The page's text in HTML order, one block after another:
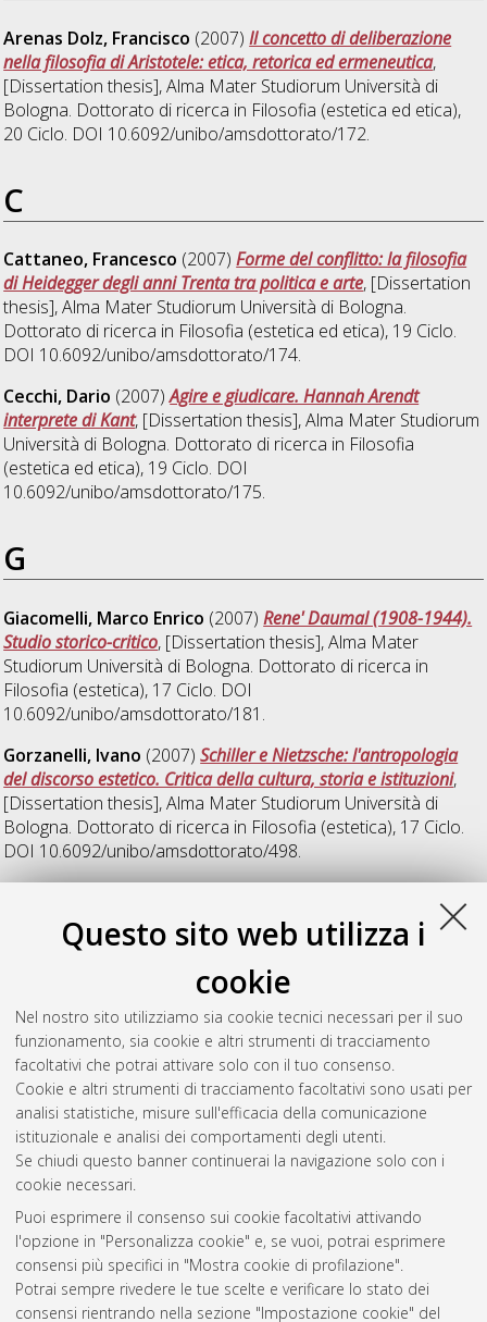
Questo sito web utilizza i
cookie
Nel nostro sito utilizziamo sia cookie tecnici necessari per il suo
funzionamento, sia cookie e altri strumenti di tracciamento
facoltativi che potrai attivare solo con il tuo consenso.
Cookie e altri strumenti di tracciamento facoltativi sono usati per
analisi statistiche, misure sull'efficacia della comunicazione
istituzionale e analisi dei comportamenti degli utenti.
Se chiudi questo banner continuerai la navigazione solo con i
cookie necessari.
Puoi esprimere il consenso sui cookie facoltativi attivando
l'opzione in "Personalizza cookie" e, se vuoi, potrai esprimere
consensi più specifici in "Mostra cookie di profilazione".
Potrai sempre rivedere le tue scelte e verificare lo stato dei
consensi rientrando nella sezione "Impostazione cookie" del
Arenas Dolz, Francisco (2007)Il concetto di deliberazione
nella filosofia di Aristotele: etica, retorica ed ermeneutica,
[Dissertation thesis], Alma Mater Studiorum Università di
Bologna. Dottorato di ricerca in Filosofia (estetica ed etica),
20 Ciclo. DOI 10.6092/unibo/amsdottorato/172.
C
Cattaneo, Francesco (2007)Forme del conflitto: la filosofia
di Heidegger degli anni Trenta tra politica e arte, [Dissertation
thesis], Alma Mater Studiorum Università di Bologna.
Dottorato di ricerca in Filosofia (estetica ed etica), 19 Ciclo.
DOI 10.6092/unibo/amsdottorato/174.
Cecchi, Dario (2007)Agire e giudicare. Hannah Arendt
interprete di Kant, [Dissertation thesis], Alma Mater Studiorum
Università di Bologna. Dottorato di ricerca in Filosofia
(estetica ed etica), 19 Ciclo. DOI
10.6092/unibo/amsdottorato/175.
G
Giacomelli, Marco Enrico (2007)Rene' Daumal (1908-1944).
Studio storico-critico, [Dissertation thesis], Alma Mater
Studiorum Università di Bologna. Dottorato di ricerca in
Filosofia (estetica), 17 Ciclo. DOI
10.6092/unibo/amsdottorato/181.
Gorzanelli, Ivano (2007)Schiller e Nietzsche: l'antropologia
del discorso estetico. Critica della cultura, storia e istituzioni,
[Dissertation thesis], Alma Mater Studiorum Università di
Bologna. Dottorato di ricerca in Filosofia (estetica), 17 Ciclo.
DOI 10.6092/unibo/amsdottorato/498.
Alle origini dell'antropologia filosofica di
Helmuth Plessner: problemi di estesiologia
thesis], Alma Mater Studiorum Università di Bologna.
Dottorato di ricerca inFilosofia (estetica ed etica), 19 Ciclo.
DOI 10.6092/unibo/amsdottorato/179.
Questa lista e' stata generata ilFri Aug 7 20:30:52 2026 CEST
Atom
Rss 1.0
Rss 2.0